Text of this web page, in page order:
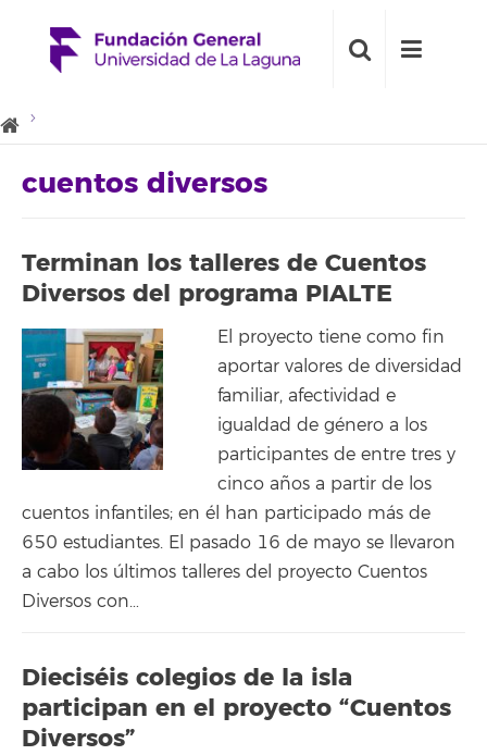
cuentos diversos
Terminan los talleres de Cuentos
Diversos del programa PIALTE
El proyecto tiene como fin
aportar valores de diversidad
familiar, afectividad e
igualdad de género a los
participantes de entre tres y
cinco años a partir de los
cuentos infantiles; en él han participado más de
650 estudiantes. El pasado 16 de mayo se llevaron
a cabo los últimos talleres del proyecto Cuentos
Diversos con…
Dieciséis colegios de la isla
participan en el proyecto “Cuentos
Diversos”